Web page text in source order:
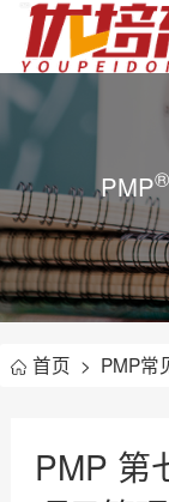
PMP®
首页 > PMP常
PMP 第